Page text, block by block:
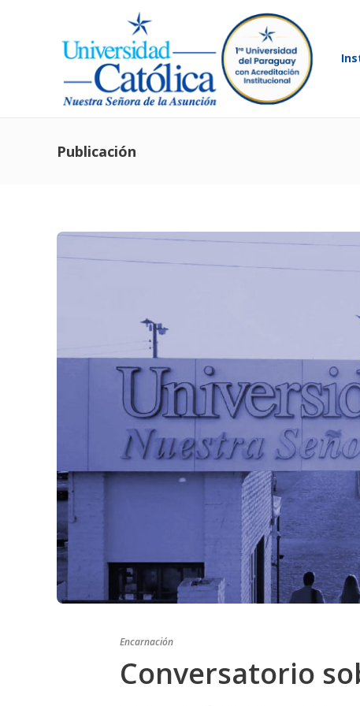
Publicación
Encarnación
Conversatorio